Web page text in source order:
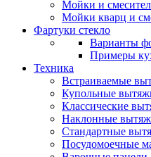
Мойки и
Мойки кварц и
Фартуки стекло
Варианты
Примеры
Техника
Встраиваемые
Купольные
Классические
Наклонные
Стандартные
Посудомоечные